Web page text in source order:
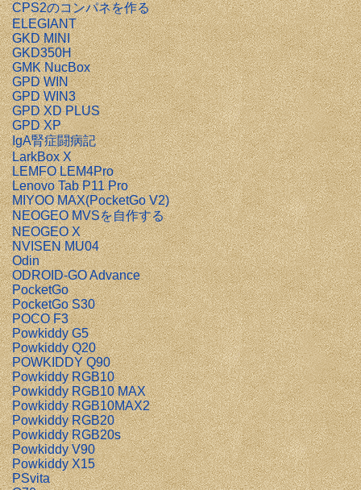
CPS2のコンパネを作る
ELEGIANT
GKD MINI
GKD350H
GMK NucBox
GPD WIN
GPD WIN3
GPD XD PLUS
GPD XP
IgA腎症闘病記
LarkBox X
LEMFO LEM4Pro
Lenovo Tab P11 Pro
MIYOO MAX(PocketGo V2)
NEOGEO MVSを自作する
NEOGEO X
NVISEN MU04
Odin
ODROID-GO Advance
PocketGo
PocketGo S30
POCO F3
Powkiddy G5
Powkiddy Q20
POWKIDDY Q90
Powkiddy RGB10
Powkiddy RGB10 MAX
Powkiddy RGB10MAX2
Powkiddy RGB20
Powkiddy RGB20s
Powkiddy V90
Powkiddy X15
PSvita